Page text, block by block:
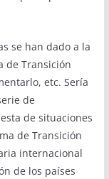
se han dado a la
de Transición
etc. Sería
de
de situaciones
de Transición
internacional
de los países